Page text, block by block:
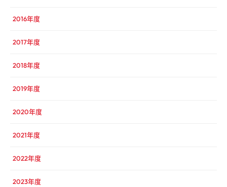
2016年度
2017年度
2018年度
2019年度
2020年度
2021年度
2022年度
2023年度